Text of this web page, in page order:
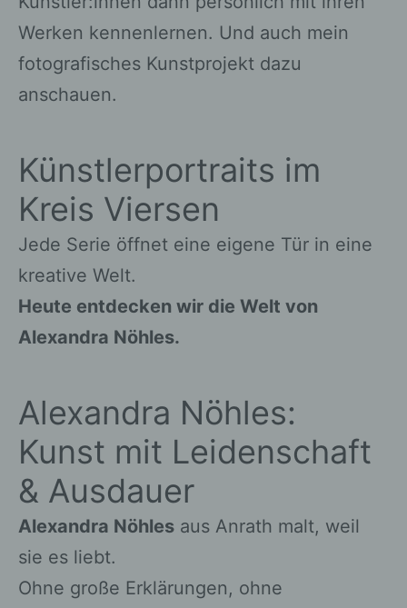
Werken kennenlernen. Und auch mein
fotografisches Kunstprojekt dazu
anschauen.
Künstlerportraits im
Kreis Viersen
Jede Serie öffnet eine eigene Tür in eine
kreative Welt.
Heute entdecken wir die Welt von
Alexandra Nöhles.
Alexandra Nöhles:
Kunst mit Leidenschaft
& Ausdauer
Alexandra Nöhles aus Anrath malt, weil
sie es liebt.
Ohne große Erklärungen, ohne